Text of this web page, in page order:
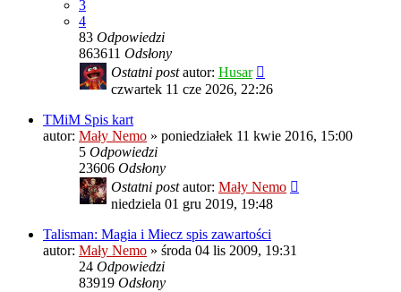
3
4
83 Odpowiedzi
863611 Odsłony
Ostatni postautor: Husar
czwartek 11 cze 2026, 22:26
TMiM Spis kart
autor: Mały Nemo » poniedziałek 11 kwie 2016, 15:00
5 Odpowiedzi
23606 Odsłony
Ostatni postautor: Mały Nemo
niedziela 01 gru 2019, 19:48
Talisman: Magia i Miecz spis zawartości
autor: Mały Nemo » środa 04 lis 2009, 19:31
24 Odpowiedzi
83919 Odsłony